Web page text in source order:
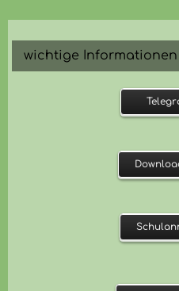
wichtige Informationen